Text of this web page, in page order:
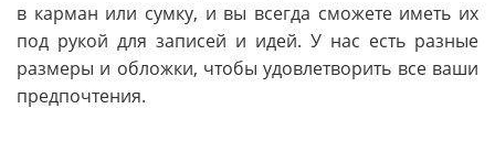
в карман или сумку, и вы всегда сможете иметь их
под рукой для записей и идей. У нас есть разные
размеры и обложки, чтобы удовлетворить все ваши
предпочтения.